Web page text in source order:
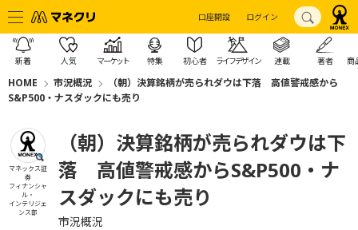
口座開設 ログイン
新着 人気 マーケット 特集 初心者 ライフデザイン 連載 著者 商
HOME 市況概況
（朝）決算銘柄が売られダウは下落 高値警戒感から
S&P500・ナスダックにも売り
マネックス証
券
フィナンシャ
ル・
インテリジェ
ンス部
（朝）決算銘柄が売られダウは下
落 高値警戒感からS&P500・ナ
スダックにも売り
市況概況